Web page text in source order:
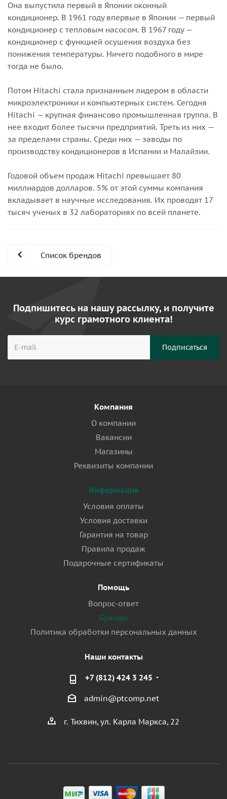
Она выпустила первый в Японии оконный
кондиционер. В 1961 году впервые в Японии — первый
кондиционер с тепловым насосом. В 1967 году —
кондиционер с функцией осушения воздуха без
понижения температуры. Ничего подобного в мире
тогда не было.
Потом Hitachi стала признанным лидером в области
микроэлектроники и компьютерных систем. Сегодня
Hitachi — крупная финансово промышленная группа. В
нее входит более тысячи предприятий. Треть из них —
за пределами страны. Среди них — заводы по
производству кондиционеров в Испании и Малайзии.
Годовой объем продаж Hitachi превышает 80
миллиардов долларов. 5% от этой суммы компания
вкладывает в научные исследования. Их проводят 17
тысяч ученых в 32 лабораториях по всей планете.
Список брендов
Подпишитесь на нашу рассылку, и получите
курс грамотного клиента!
Компания
О компании
Вакансии
Магазины
Реквизиты компании
Информация
Условия оплаты
Условия доставки
Гарантия на товар
Правила продаж
Подарочные сертификаты
Помощь
Вопрос-ответ
Бренды
Политика обработки персональных данных
Наши контакты
+7 (812) 424 3 245
admin@ptcomp.net
г. Тихвин, ул. Карла Маркса, 22